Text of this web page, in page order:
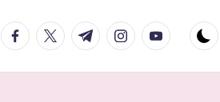
facebook.com
twitter.com
t.me instagram.com
youtube.com